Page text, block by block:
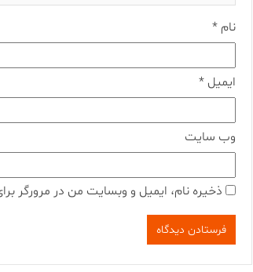
نام *
ایمیل *
وب‌ سایت
ذخیره نام، ایمیل و وبسایت من در مرورگر